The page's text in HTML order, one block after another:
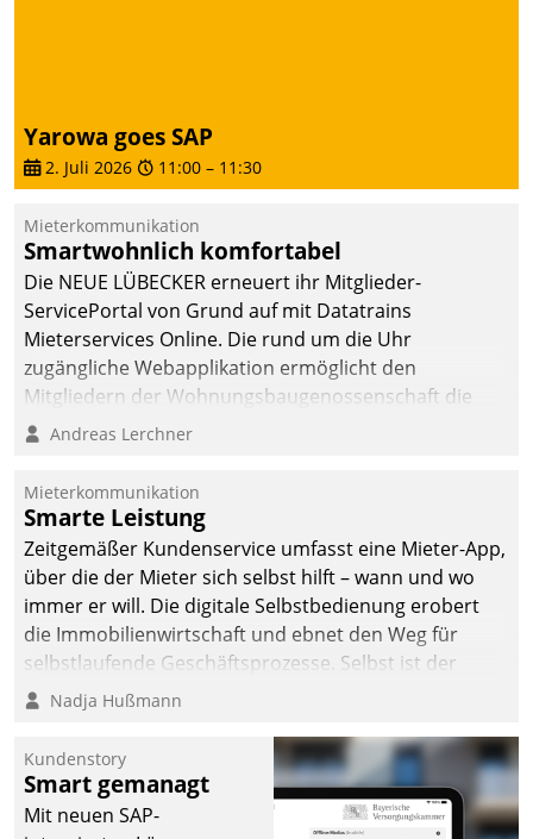
den Weg vom
Mieteranliegen zum
Yarowa goes SAP
2. Juli 2026 11:00 – 11:30
Mieterkommunikation
Smartwohnlich komfortabel
Die NEUE LÜBECKER erneuert ihr Mitglieder-
ServicePortal von Grund auf mit Datatrains
Mieterservices Online. Die rund um die Uhr
zugängliche Webapplikation ermöglicht den
Mitgliedern der Wohnungs­bau­genossenschaft die
Kontaktaufnahme per Smartphone, Tablet oder PC.
Andreas Lerchner
Mieterkommunikation
Smarte Leistung
Zeitgemäßer Kundenservice umfasst eine Mieter-App,
über die der Mieter sich selbst hilft – wann und wo
immer er will. Die digitale Selbstbedienung erobert
die Immobilienwirtschaft und ebnet den Weg für
selbstlaufende Geschäftsprozesse. Selbst ist der
Kunde und smart der Serviceanbieter.
Nadja Hußmann
Kundenstory
Smart gemanagt
Mit neuen SAP-